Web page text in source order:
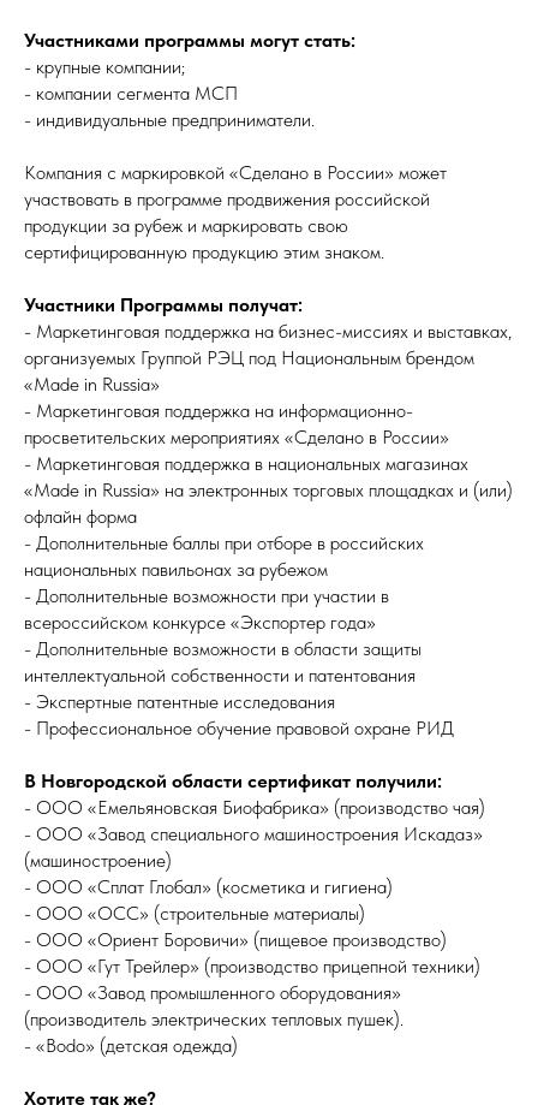
Участниками программы могут стать:
- крупные компании;
- компании сегмента МСП
- индивидуальные предприниматели.
Компания с маркировкой «Сделано в России» может
участвовать в программе продвижения российской
продукции за рубеж и маркировать свою
сертифицированную продукцию этим знаком.
Участники Программы получат:
- Маркетинговая поддержка на бизнес-миссиях и выставках,
организуемых Группой РЭЦ под Национальным брендом
«Made in Russia»
- Маркетинговая поддержка на информационно-
просветительских мероприятиях «Сделано в России»
- Маркетинговая поддержка в национальных магазинах
«Made in Russia» на электронных торговых площадках и (или)
офлайн форма
- Дополнительные баллы при отборе в российских
национальных павильонах за рубежом
- Дополнительные возможности при участии в
всероссийском конкурсе «Экспортер года»
- Дополнительные возможности в области защиты
интеллектуальной собственности и патентования
- Экспертные патентные исследования
- Профессиональное обучение правовой охране РИД
В Новгородской области сертификат получили:
- ООО «Емельяновская Биофабрика» (производство чая)
- ООО «Завод специального машиностроения Искадаз»
(машиностроение)
- ООО «Сплат Глобал» (косметика и гигиена)
- ООО «ОСС» (строительные материалы)
- ООО «Ориент Боровичи» (пищевое производство)
- ООО «Гут Трейлер» (производство прицепной техники)
- ООО «Завод промышленного оборудования»
(производитель электрических тепловых пушек).
- «Bodo» (детская одежда)
Хотите так же?